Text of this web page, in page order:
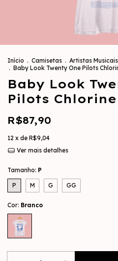
Início . Camisetas . Artistas Musicais
. Baby Look Twenty One Pilots
Baby Look
Pilots Chlorine
R$87,90
12 x de R$9,04
Ver mais detalhes
Tamanho: P
P M G GG
Cor: Branco